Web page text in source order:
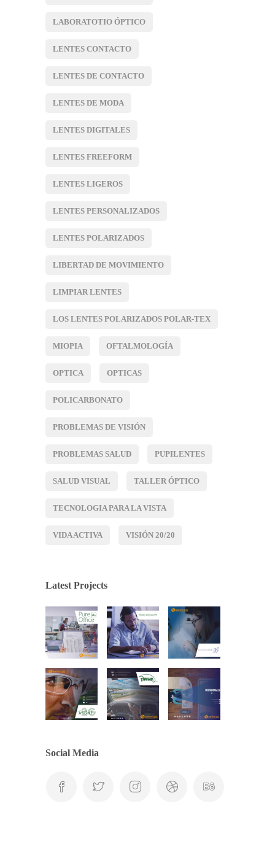
LABORATOTIO ÓPTICO
LENTES CONTACTO
LENTES DE CONTACTO
LENTES DE MODA
LENTES DIGITALES
LENTES FREEFORM
LENTES LIGEROS
LENTES PERSONALIZADOS
LENTES POLARIZADOS
LIBERTAD DE MOVIMIENTO
LIMPIAR LENTES
LOS LENTES POLARIZADOS POLAR-TEX
MIOPIA OFTALMOLOGÍA
OPTICA OPTICAS
POLICARBONATO
PROBLEMAS DE VISIÓN
PROBLEMAS SALUD PUPILENTES
SALUD VISUAL TALLER ÓPTICO
TECNOLOGIA PARA LA VISTA
VIDA ACTIVA VISIÓN 20/20
Latest Projects
Social Media